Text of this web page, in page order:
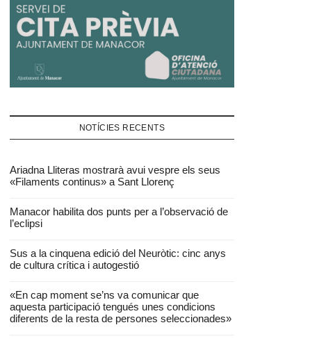
NOTÍCIES RECENTS
Ariadna Lliteras mostrarà avui vespre els seus
«Filaments continus» a Sant Llorenç
Manacor habilita dos punts per a l’observació de
l’eclipsi
Sus a la cinquena edició del Neuròtic: cinc anys
de cultura crítica i autogestió
«En cap moment se’ns va comunicar que
aquesta participació tengués unes condicions
diferents de la resta de persones seleccionades»